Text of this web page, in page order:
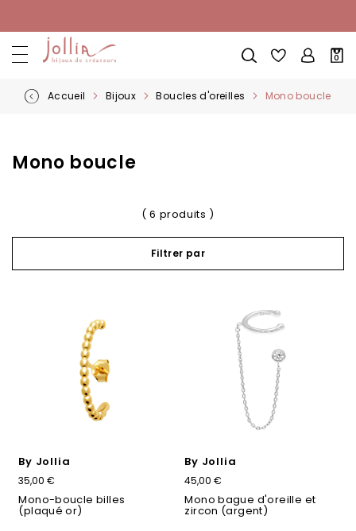
au
contenu
Mon
0
Accueil Bijoux Boucles d'oreilles Mono boucle
Mono boucle
By Jollia
35,00 €
Mono-boucle billes
(plaqué or)
By Jollia
45,00 €
Mono bague d'oreille et
zircon (argent)
( 6 produits )
Filtrer par